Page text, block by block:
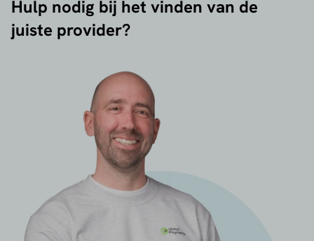
Hulp nodig bij het vinden van de
juiste provider?